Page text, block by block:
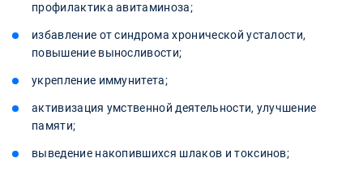
профилактика авитаминоза;
избавление от синдрома хронической усталости,
повышение выносливости;
укрепление иммунитета;
активизация умственной деятельности, улучшение
памяти;
выведение накопившихся шлаков и токсинов;